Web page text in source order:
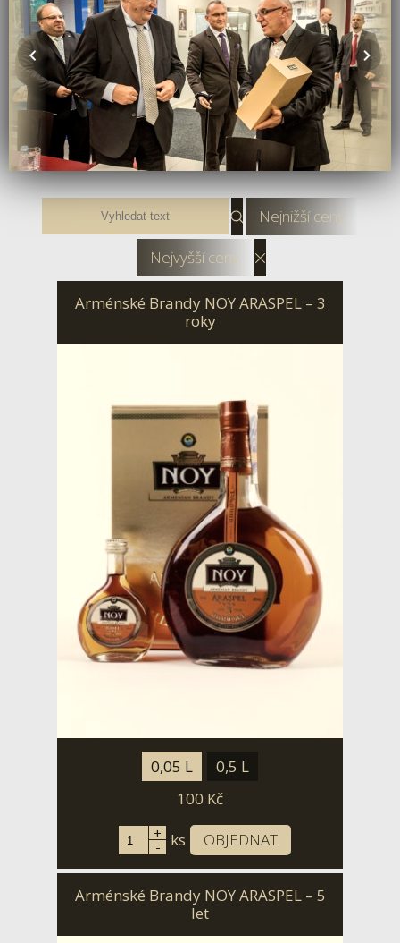
Nejnižší ceny
Nejvyšší ceny
Arménské Brandy NOY ARASPEL – 3
roky
0,05 L
0,5 L
100 Kč
+
- ks OBJEDNAT
Arménské Brandy NOY ARASPEL – 5
let